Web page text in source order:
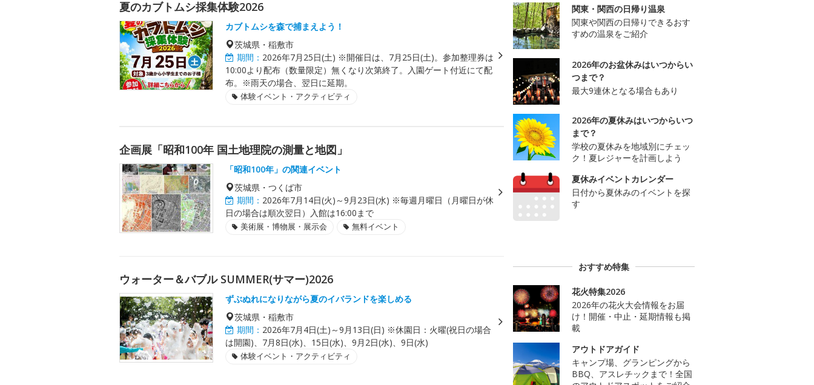
夏のカブトムシ採集体験2026
カブトムシを森で捕まえよう！
茨城県・稲敷市
期間： 2026年7月25日(土) ※開催日は、7月25日(土)。参加整理券は
10:00より配布（数量限定）無くなり次第終了。入園ゲート付近にて配
布。※雨天の場合、翌日に延期。
体験イベント・アクティビティ
企画展「昭和100年 国土地理院の測量と地図」
「昭和100年」の関連イベント
茨城県・つくば市
期間： 2026年7月14日(火)～9月23日(水) ※毎週月曜日（月曜日が休
日の場合は順次翌日）入館は16:00まで
美術展・博物展・展示会 無料イベント
ウォーター＆バブル SUMMER(サマー)2026
ずぶぬれになりながら夏のイバランドを楽しめる
茨城県・稲敷市
期間： 2026年7月4日(土)～9月13日(日) ※休園日：火曜(祝日の場合
は開園)、7月8日(水)、15日(水)、9月2日(水)、9日(水)
体験イベント・アクティビティ
関東・関西の日帰り温泉
関東や関西の日帰りできるおす
すめの温泉をご紹介
2026年のお盆休みはいつからい
つまで？
最大9連休となる場合もあり
2026年の夏休みはいつからいつ
まで？
学校の夏休みを地域別にチェッ
ク！夏レジャーを計画しよう
夏休みイベントカレンダー
日付から夏休みのイベントを探
す
おすすめ特集
花火特集2026
2026年の花火大会情報をお届
け！開催・中止・延期情報も掲
載
アウトドアガイド
キャンプ場、グランピングから
BBQ、アスレチックまで！全国